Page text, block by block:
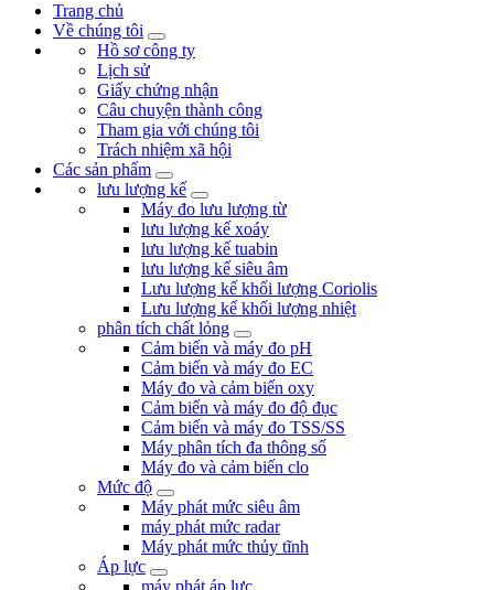
Trang chủ
Về chúng tôi
Hồ sơ công ty
Lịch sử
Giấy chứng nhận
Câu chuyện thành công
Tham gia với chúng tôi
Trách nhiệm xã hội
Các sản phẩm
lưu lượng kế
Máy đo lưu lượng từ
lưu lượng kế xoáy
lưu lượng kế tuabin
lưu lượng kế siêu âm
Lưu lượng kế khối lượng Coriolis
Lưu lượng kế khối lượng nhiệt
phân tích chất lỏng
Cảm biến và máy đo pH
Cảm biến và máy đo EC
Máy đo và cảm biến oxy
Cảm biến và máy đo độ đục
Cảm biến và máy đo TSS/SS
Máy phân tích đa thông số
Máy đo và cảm biến clo
Mức độ
Máy phát mức siêu âm
máy phát mức radar
Máy phát mức thủy tĩnh
Áp lực